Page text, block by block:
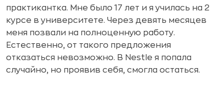
практикантка. Мне было 17 лет и я училась на 2
курсе в университете. Через девять месяцев
меня позвали на полноценную работу.
Естественно, от такого предложения
отказаться невозможно. В Nestle я попала
случайно, но проявив себя, смогла остаться.